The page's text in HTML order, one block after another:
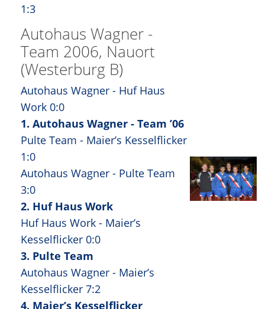
1:3
Autohaus Wagner -
Team 2006, Nauort
(Westerburg B)
Autohaus Wagner - Huf Haus
Work 0:0
1. Autohaus Wagner - Team ’06
Pulte Team - Maier’s Kesselflicker
1:0
Autohaus Wagner - Pulte Team
3:0
2. Huf Haus Work
Huf Haus Work - Maier’s
Kesselflicker 0:0
3. Pulte Team
Autohaus Wagner - Maier’s
Kesselflicker 7:2
4. Maier’s Kesselflicker